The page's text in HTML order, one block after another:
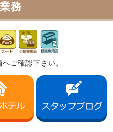
務
ご確認下さい。